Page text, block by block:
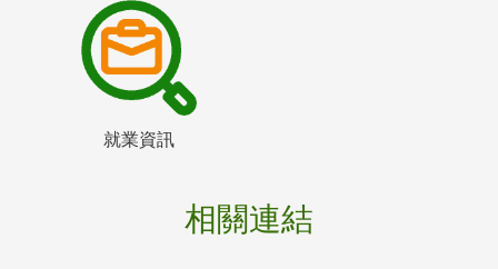
就業資訊
相關連結